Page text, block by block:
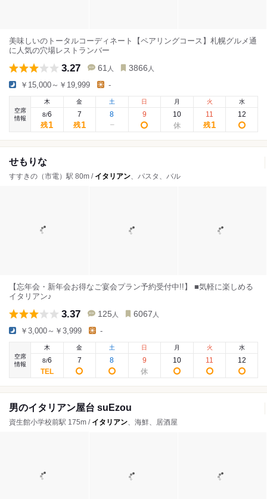
美味しいのトータルコーディネート【ペアリングコース】札幌グルメ通
に人気の穴場レストランバー
3.27 61 人 3866 人
￥15,000～￥19,999 -
空席
情報
木
8/6
残1
金
7
残1
土
8
日
9
月
10
火
11
残1
水
12
せもりな
すすきの（市電）駅 80m / イタリアン、パスタ、バル
【忘年会・新年会お得なご宴会プラン予約受付中!!】 ■気軽に楽しめる
イタリアン♪
3.37 125 人 6067 人
￥3,000～￥3,999 -
空席
情報
木
8/6
金
7
土
8
日
9
月
10
火
11
水
12
男のイタリアン屋台 suEzou
資生館小学校前駅 175m / イタリアン、海鮮、居酒屋